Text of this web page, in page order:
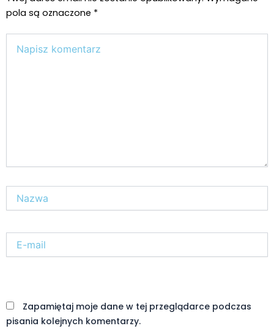
pola są oznaczone *
tutaj..
Nazwa*
mail*
Zapamiętaj moje dane w tej przeglądarce podczas
pisania kolejnych komentarzy.